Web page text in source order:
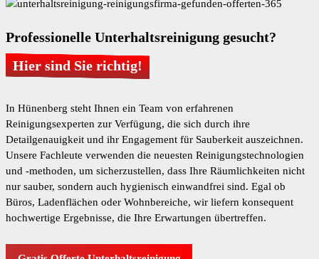
Professionelle Unterhaltsreinigung gesucht?
Hier sind Sie richtig!
In Hünenberg steht Ihnen ein Team von erfahrenen
Reinigungsexperten zur Verfügung, die sich durch ihre
Detailgenauigkeit und ihr Engagement für Sauberkeit auszeichnen.
Unsere Fachleute verwenden die neuesten Reinigungstechnologien
und -methoden, um sicherzustellen, dass Ihre Räumlichkeiten nicht
nur sauber, sondern auch hygienisch einwandfrei sind. Egal ob
Büros, Ladenflächen oder Wohnbereiche, wir liefern konsequent
hochwertige Ergebnisse, die Ihre Erwartungen übertreffen.